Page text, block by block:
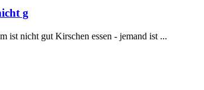
g
ist nicht gut Kirschen essen - jemand ist ...